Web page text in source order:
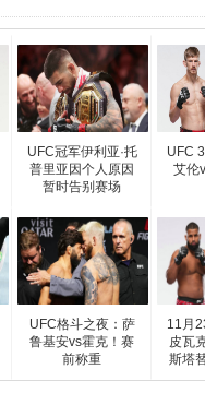
UFC冠军伊利亚·托
普里亚因个人原因
暂时告别赛场
UFC
艾伦
UFC格斗之夜：萨
鲁基安vs霍克！赛
前称重
11月
皮瓦
斯塔